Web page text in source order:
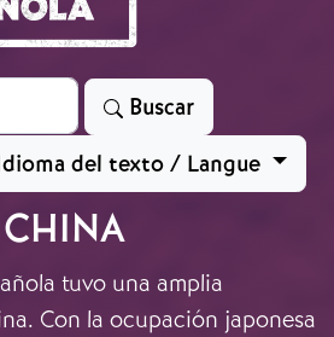
Buscar
del texto / Langue
CHINA
tuvo una amplia
Con la ocupación japonesa